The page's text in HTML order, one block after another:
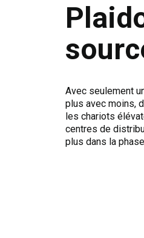
Avec seulement
plus avec moins,
les chariots
centres de
plus dans la